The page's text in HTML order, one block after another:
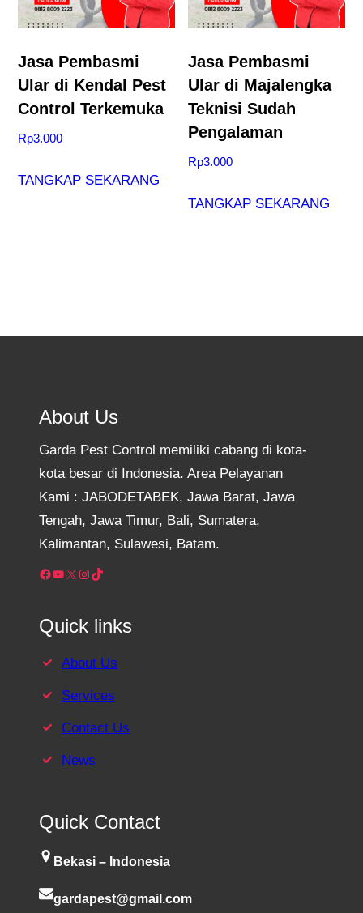
Jasa Pembasmi
Ular di Kendal Pest
Control Terkemuka
Rp3.000
TANGKAP SEKARANG
Jasa Pembasmi
Ular di Majalengka
Teknisi Sudah
Pengalaman
Rp3.000
TANGKAP SEKARANG
About Us
Garda Pest Control memiliki cabang di kota-
kota besar di Indonesia. Area Pelayanan
Kami : JABODETABEK, Jawa Barat, Jawa
Tengah, Jawa Timur, Bali, Sumatera,
Kalimantan, Sulawesi, Batam.
Facebook YouTube X Instagram TikTok
Quick links
About Us
Services
Contact Us
News
Quick Contact
Bekasi – Indonesia
gardapest@gmail.com